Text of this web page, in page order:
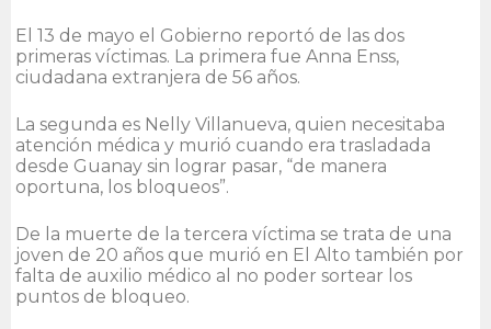
El 13 de mayo el Gobierno reportó de las dos
primeras víctimas. La primera fue Anna Enss,
ciudadana extranjera de 56 años.
La segunda es Nelly Villanueva, quien necesitaba
atención médica y murió cuando era trasladada
desde Guanay sin lograr pasar, “de manera
oportuna, los bloqueos”.
De la muerte de la tercera víctima se trata de una
joven de 20 años que murió en El Alto también por
falta de auxilio médico al no poder sortear los
puntos de bloqueo.